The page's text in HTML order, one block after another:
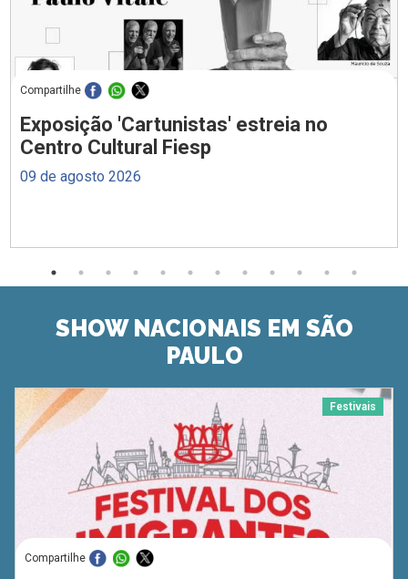
Compartilhe
Exposição 'Cartunistas' estreia no
Centro Cultural Fiesp
09 de agosto 2026
SHOW NACIONAIS EM SÃO
PAULO
Festivais
Compartilhe